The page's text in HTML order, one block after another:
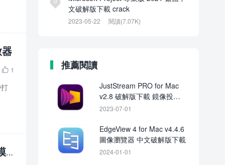
 1
文破解版下載 crack
2023-05-22 閱讀(7.07K)
推薦閱讀
JustStream PRO for Mac
v2.8 破解版下載 鏡像投屏
工具
2023-07-01
EdgeView 4 for Mac v4.4.6
圖像瀏覽器 中文破解版下載
2024-01-01